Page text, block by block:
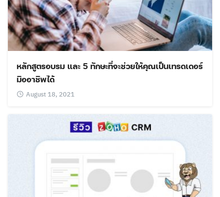
หลักสูตรอบรม และ 5 ทักษะที่จะช่วยให้คุณเป็นเทรดเดอร์
มืออาชีพได้
August 18, 2021